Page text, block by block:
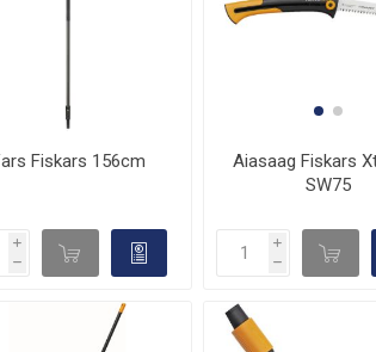
Fiskars 156cm
i
h d 
Aiasaag Fiskars
SW75
i
h d